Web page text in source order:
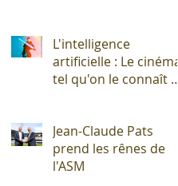
L'intelligence
artificielle : Le cinéma
tel qu'on le connaît vit
Jean-Claude Pats
prend les rênes de
l'ASM